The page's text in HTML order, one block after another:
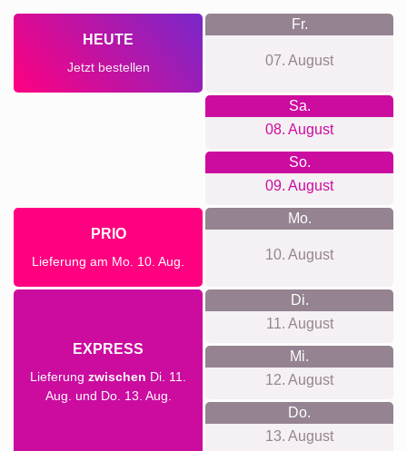
HEUTE
Jetzt bestellen
Fr.
07. August
Sa.
08. August
So.
09. August
PRIO
Lieferung am Mo. 10. Aug.
Mo.
10. August
EXPRESS
Lieferung zwischen Di. 11.
Aug. und Do. 13. Aug.
Di.
11. August
Mi.
12. August
Do.
13. August